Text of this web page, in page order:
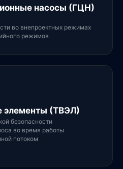
насосы (ГЦН)
во внепроектных режимах
режимов
элементы (ТВЭЛ)
безопасности
во время работы
потоком